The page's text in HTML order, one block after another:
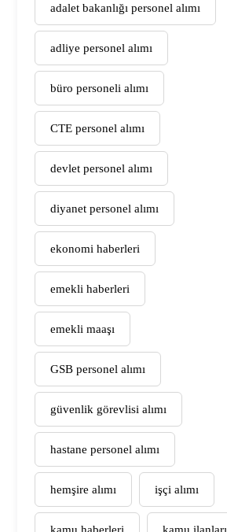
adalet bakanlığı personel alımı
adliye personel alımı
büro personeli alımı
CTE personel alımı
devlet personel alımı
diyanet personel alımı
ekonomi haberleri
emekli haberleri
emekli maaşı
GSB personel alımı
güvenlik görevlisi alımı
hastane personel alımı
hemşire alımı işçi alımı